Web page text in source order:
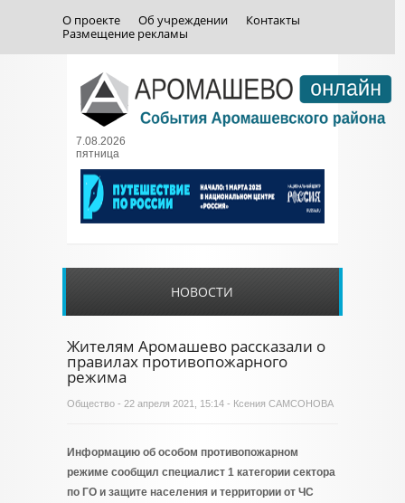
О проекте Об учреждении
Контакты
Размещение рекламы
7.08.2026
пятница
НОВОСТИ
Жителям Аромашево рассказали о
правилах противопожарного
режима
Общество - 22 апреля 2021, 15:14 - Ксения САМСОНОВА
Информацию об особом противопожарном
режиме сообщил специалист 1 категории сектора
по ГО и защите населения и территории от ЧС